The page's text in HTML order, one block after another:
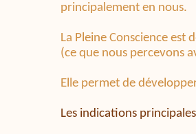
principalement en nous.
La Pleine Conscience
(ce que nous percevons
Elle permet de
Les indications principales